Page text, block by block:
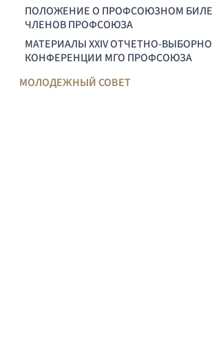
ПОЛОЖЕНИЕ О ПРОФСОЮЗНОМ
ЧЛЕНОВ ПРОФСОЮЗА
МАТЕРИАЛЫ XXIV ОТЧЕТНО-
КОНФЕРЕНЦИИ МГО ПРОФСОЮЗА
МОЛОДЕЖНЫЙ СОВЕТ